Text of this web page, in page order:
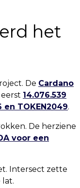
het
De Cardano
14.076.539
TOKEN2049.
De herziene
voor een
Intersect zette
lat.